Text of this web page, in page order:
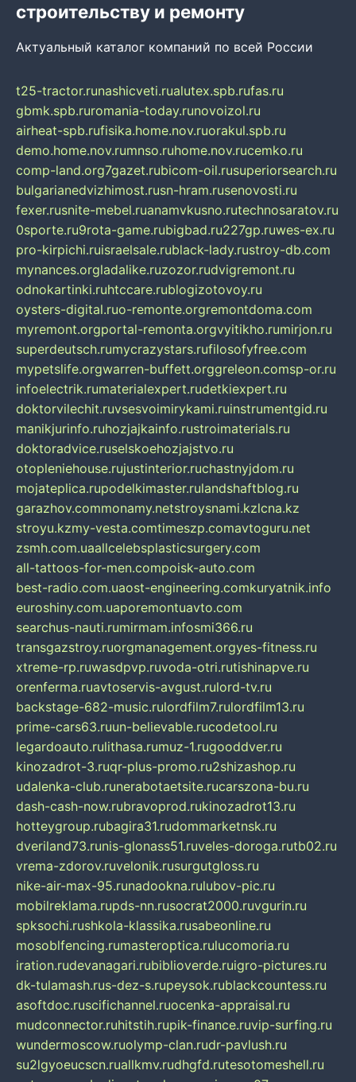
строительству и ремонту
Актуальный каталог компаний по всей России
t25-tractor.runashicveti.rualutex.spb.rufas.ru
gbmk.spb.ruromania-today.runovoizol.ru
airheat-spb.rufisika.home.nov.ruorakul.spb.ru
demo.home.nov.rumnso.ruhome.nov.rucemko.ru
comp-land.org7gazet.rubicom-oil.rusuperiorsearch.ru
bulgarianedvizhimost.rusn-hram.rusenovosti.ru
fexer.rusnite-mebel.ruanamvkusno.rutechnosaratov.ru
0sporte.ru9rota-game.rubigbad.ru227gp.ruwes-ex.ru
pro-kirpichi.ruisraelsale.rublack-lady.rustroy-db.com
mynances.orgladalike.ruzozor.rudvigremont.ru
odnokartinki.ruhtccare.rublogizotovoy.ru
oysters-digital.ruo-remonte.orgremontdoma.com
myremont.orgportal-remonta.orgvyitikho.rumirjon.ru
superdeutsch.rumycrazystars.rufilosofyfree.com
mypetslife.orgwarren-buffett.orggreleon.comsp-or.ru
infoelectrik.rumaterialexpert.rudetkiexpert.ru
doktorvilechit.ruvsesvoimirykami.ruinstrumentgid.ru
manikjurinfo.ruhozjajkainfo.rustroimaterials.ru
doktoradvice.ruselskoehozjajstvo.ru
otopleniehouse.rujustinterior.ruchastnyjdom.ru
mojateplica.rupodelkimaster.rulandshaftblog.ru
garazhov.commonamy.netstroysnami.kzlcna.kz
stroyu.kzmy-vesta.comtimeszp.comavtoguru.net
zsmh.com.uaallcelebsplasticsurgery.com
all-tattoos-for-men.compoisk-auto.com
best-radio.com.uaost-engineering.comkuryatnik.info
euroshiny.com.uaporemontuavto.com
searchus-nauti.rumirmam.infosmi366.ru
transgazstroy.ruorgmanagement.orgyes-fitness.ru
xtreme-rp.ruwasdpvp.ruvoda-otri.rutishinapve.ru
orenferma.ruavtoservis-avgust.rulord-tv.ru
backstage-682-music.rulordfilm7.rulordfilm13.ru
prime-cars63.ruun-believable.rucodetool.ru
legardoauto.rulithasa.rumuz-1.rugooddver.ru
kinozadrot-3.ruqr-plus-promo.ru2shizashop.ru
udalenka-club.runerabotaetsite.rucarszona-bu.ru
dash-cash-now.rubravoprod.rukinozadrot13.ru
hotteygroup.rubagira31.rudommarketnsk.ru
dveriland73.runis-glonass51.ruveles-doroga.rutb02.ru
vrema-zdorov.ruvelonik.rusurgutgloss.ru
nike-air-max-95.runadookna.rulubov-pic.ru
mobilreklama.rupds-nn.rusocrat2000.ruvgurin.ru
spksochi.rushkola-klassika.rusabeonline.ru
mosoblfencing.rumasteroptica.rulucomoria.ru
iration.rudevanagari.rubiblioverde.ruigro-pictures.ru
dk-tulamash.rus-dez-s.rupeysok.rublackcountess.ru
asoftdoc.ruscifichannel.ruocenka-appraisal.ru
mudconnector.ruhitstih.rupik-finance.ruvip-surfing.ru
wundermoscow.ruolymp-clan.rudr-pavlush.ru
su2lgyoeucscn.ruallkmv.rudhgfd.rutesotomeshell.ru